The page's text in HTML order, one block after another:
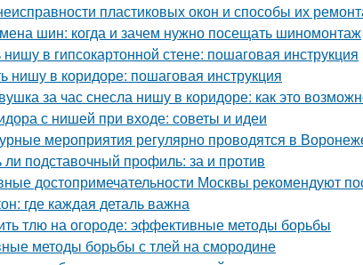
пластиковых окон и способы их
шин: когда и зачем нужно посещать шиномонтаж
нишу в гипсокартонной стене: пошаговая инструкция
нишу в коридоре: пошаговая инструкция
за час снесла нишу в коридоре: как это
с нишей при входе: советы и идеи
мероприятия регулярно проводятся в
ли подставочный профиль: за и против
достопримечательности Москвы рекомендуют
где каждая деталь важна
тлю на огороде: эффективные методы борьбы
методы борьбы с тлей на смородине